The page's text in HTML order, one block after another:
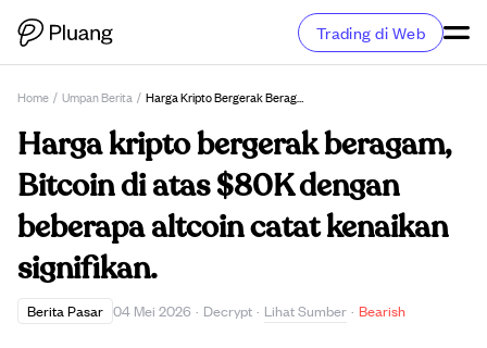
Trading di Web
Home / Umpan Berita / Harga Kripto Bergerak Beragam, Bitcoin Di Atas $80K Dengan Beberapa Altcoin Catat Kenaikan Signifikan.
Harga kripto bergerak beragam,
Bitcoin di atas $80K dengan
beberapa altcoin catat kenaikan
signifikan.
Berita Pasar 04 Mei 2026 · Decrypt · Lihat Sumber · Bearish